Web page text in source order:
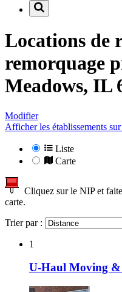
Locations de
remorquage
Meadows, IL
Modifier
Afficher les établissements
Liste
Carte
Cliquez sur le NIP et
carte.
Trier par :
1
U-Haul Moving &